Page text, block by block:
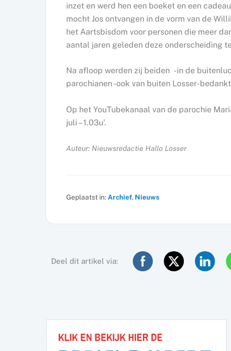
inzet en werd hen een boeket en een
mocht Jos ontvangen in de vorm van de
het Aartsbisdom voor personen die meer
aantal jaren geleden deze onderscheiding
Na afloop werden zij beiden -in de
parochianen -ook van buiten Losser-
Op het YouTubekanaal van de parochie
juli – 1.03u’.
Auteur: Nieuwsredactie Hallo Losser
Geplaatst in:Archief, Nieuws
Deel dit artikel via: